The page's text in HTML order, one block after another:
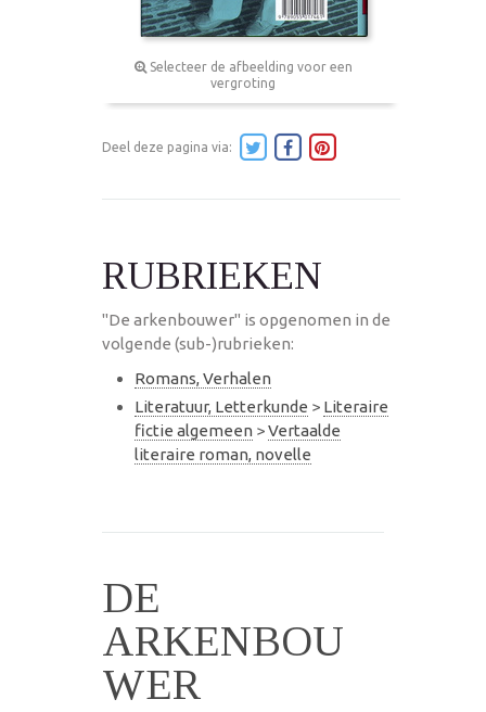
Selecteer de afbeelding voor een
vergroting
Deel deze pagina via:
RUBRIEKEN
"De arkenbouwer" is opgenomen in de
volgende (sub-)rubrieken:
Romans, Verhalen
Literatuur, Letterkunde > Literaire
fictie algemeen >Vertaalde
literaire roman, novelle
DE
ARKENBOU
WER